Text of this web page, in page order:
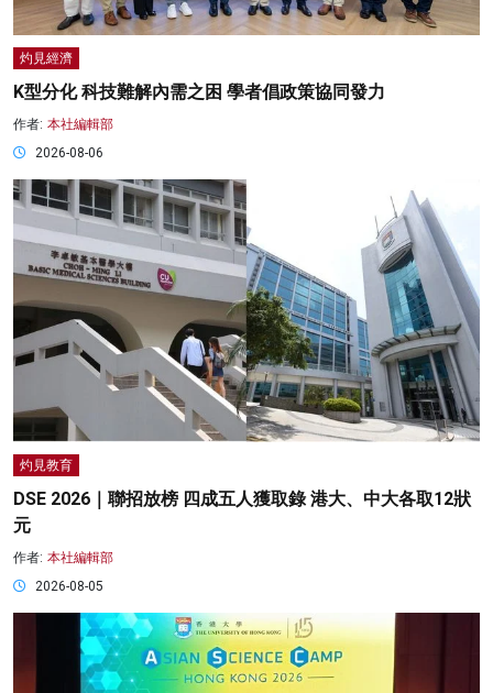
灼見經濟
K型分化 科技難解內需之困 學者倡政策協同發力
作者: 本社編輯部
2026-08-06
灼見教育
DSE 2026｜聯招放榜 四成五人獲取錄 港大、中大各取12狀
元
作者: 本社編輯部
2026-08-05